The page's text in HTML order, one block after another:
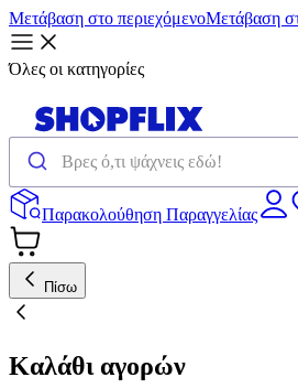
Μετάβαση στο περιεχόμενοΜετάβαση
Όλες οι κατηγορίες
Παρακολούθηση Παραγγελίας
Πίσω
Καλάθι αγορών